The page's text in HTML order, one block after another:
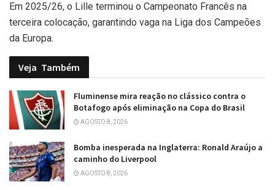
Em 2025/26, o Lille terminou o Campeonato Francês na
terceira colocação, garantindo vaga na Liga dos Campeões
da Europa.
Veja Também
Fluminense mira reação no clássico contra o
Botafogo após eliminação na Copa do Brasil
AGOSTO 8, 2026
Bomba inesperada na Inglaterra: Ronald Araújo a
caminho do Liverpool
AGOSTO 8, 2026